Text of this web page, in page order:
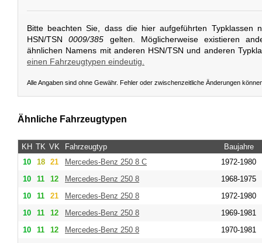
Bitte beachten Sie, dass die hier aufgeführten Typklassen
HSN/TSN0009/385 gelten. Möglicherweise existieren
ähnlichen Namens mit anderen HSN/TSN und anderen
einen Fahrzeugtypen eindeutig.
Alle Angaben sind ohne Gewähr. Fehler oder zwischenzeitliche Änderungen
Ähnliche Fahrzeugtypen
KH TK VK Fahrzeugtyp
Baujahre
10
18 21 Mercedes-Benz 250 8 C
1972-1980
10
11 12 Mercedes-Benz 250 8
1968-1975
10
11 21 Mercedes-Benz 250 8
1972-1980
10
11 12 Mercedes-Benz 250 8
1969-1981
10
11 12 Mercedes-Benz 250 8
1970-1981